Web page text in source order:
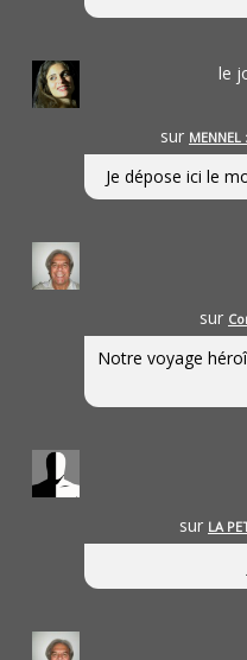
le
sur
Je dépose ici le
sur
Notre voyage
sur LA